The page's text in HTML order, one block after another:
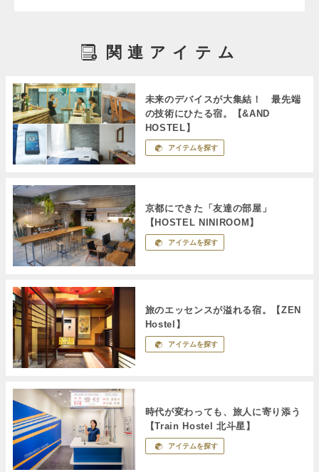
関連アイテム
未来のデバイスが大集結！ 最先端
の技術にひたる宿。【&AND
HOSTEL】
アイテムを探す
京都にできた「友達の部屋」
【HOSTEL NINIROOM】
アイテムを探す
旅のエッセンスが溢れる宿。【ZEN
Hostel】
アイテムを探す
時代が変わっても、旅人に寄り添う
【Train Hostel 北斗星】
アイテムを探す